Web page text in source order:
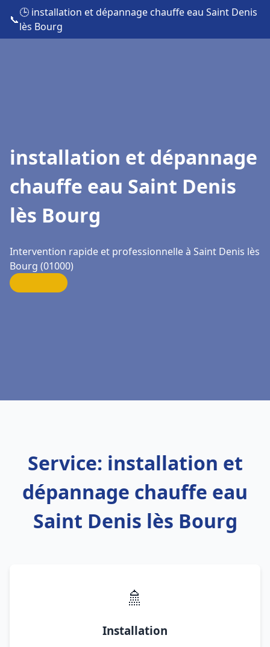
📞
🕒 installation et dépannage chauffe eau Saint Denis
lès Bourg
installation et dépannage
chauffe eau Saint Denis
lès Bourg
Intervention rapide et professionnelle à Saint Denis lès
Bourg (01000)
Service: installation et
dépannage chauffe eau
Saint Denis lès Bourg
🚿
Installation